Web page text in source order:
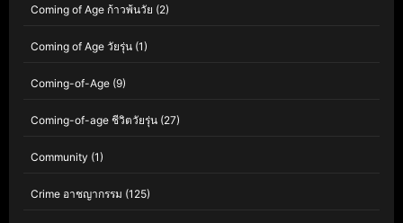
Coming of Age ก้าวพ้นวัย (2)
Coming of Age วัยรุ่น (1)
Coming-of-Age (9)
Coming-of-age ชีวิตวัยรุ่น (27)
Community (1)
Crime อาชญากรรม (125)